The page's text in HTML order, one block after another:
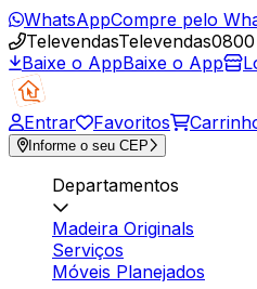
WhatsAppCompre pelo
TelevendasTelevendas
Baixe o AppBaixe o App
Entrar Favoritos
Informe o seu CEP
Departamentos
Madeira Originals
Serviços
Móveis Planejados